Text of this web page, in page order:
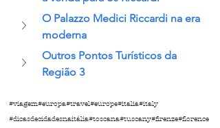
O Palazzo Medici Riccardi na era
moderna
Outros Pontos Turísticos da
Região 3
#viagem#europa#travel#europe#italia#italy
#dicasdecidadesnaitália#toscana#tuscany#firenze#florence